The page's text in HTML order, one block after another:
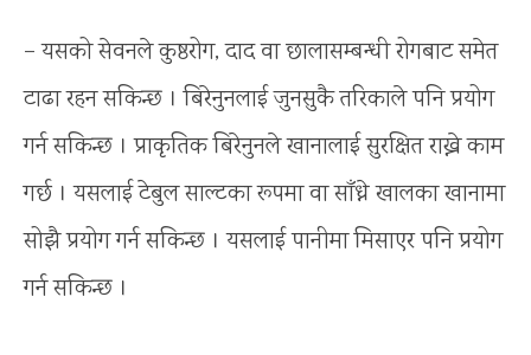
– यसको सेवनले कुष्ठरोग, दाद वा छालासम्बन्धी रोगबाट समेत
टाढा रहन सकिन्छ । बिरेनुनलाई जुनसुकै तरिकाले पनि प्रयोग
गर्न सकिन्छ । प्राकृतिक बिरेनुनले खानालाई सुरक्षित राख्ने काम
गर्छ । यसलाई टेबुल साल्टका रूपमा वा साँध्ने खालका खानामा
सोझै प्रयोग गर्न सकिन्छ । यसलाई पानीमा मिसाएर पनि प्रयोग
गर्न सकिन्छ ।